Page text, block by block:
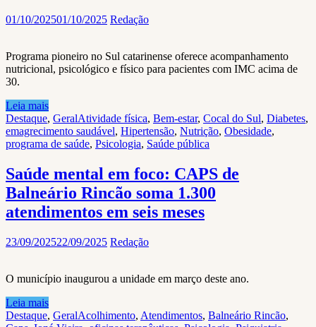
01/10/202501/10/2025 Redação
Programa pioneiro no Sul catarinense oferece acompanhamento
nutricional, psicológico e físico para pacientes com IMC acima de
30.
Leia mais
Destaque, GeralAtividade física, Bem-estar, Cocal do Sul, Diabetes,
emagrecimento saudável, Hipertensão, Nutrição, Obesidade,
programa de saúde, Psicologia, Saúde pública
Saúde mental em foco: CAPS de
Balneário Rincão soma 1.300
atendimentos em seis meses
23/09/202522/09/2025 Redação
O município inaugurou a unidade em março deste ano.
Leia mais
Destaque, GeralAcolhimento, Atendimentos, Balneário Rincão,